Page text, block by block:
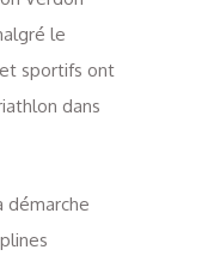
le
sportifs ont
dans
démarche